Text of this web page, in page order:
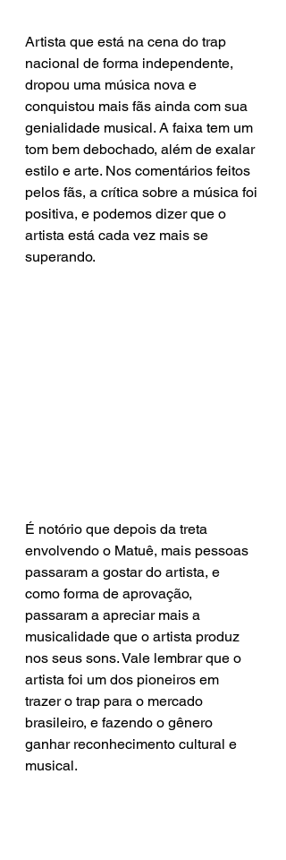
Artista que está na cena do trap
nacional de forma independente,
dropou uma música nova e
conquistou mais fãs ainda com sua
genialidade musical. A faixa tem um
tom bem debochado, além de exalar
estilo e arte. Nos comentários feitos
pelos fãs, a crítica sobre a música foi
positiva, e podemos dizer que o
artista está cada vez mais se
superando.
É notório que depois da treta
envolvendo o Matuê, mais pessoas
passaram a gostar do artista, e
como forma de aprovação,
passaram a apreciar mais a
musicalidade que o artista produz
nos seus sons. Vale lembrar que o
artista foi um dos pioneiros em
trazer o trap para o mercado
brasileiro, e fazendo o gênero
ganhar reconhecimento cultural e
musical.